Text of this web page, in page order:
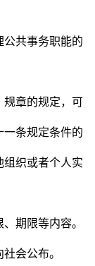
共事务职能的
章的规定，可
条规定条件的
织或者个人实
期限等内容。
会公布。